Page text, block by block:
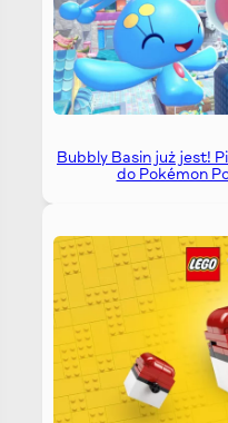
Bubbly Basin już jest!
do Pokémon